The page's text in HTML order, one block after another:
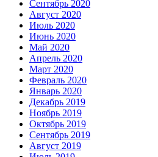
Сентябрь 2020
Август 2020
Июль 2020
Июнь 2020
Май 2020
Апрель 2020
Март 2020
Февраль 2020
Январь 2020
Декабрь 2019
Ноябрь 2019
Октябрь 2019
Сентябрь 2019
Август 2019